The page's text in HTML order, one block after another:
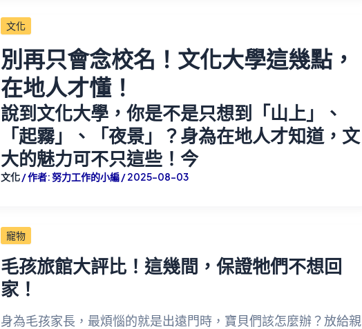
文化
別再只會念校名！文化大學這幾點，
在地人才懂！
說到文化大學，你是不是只想到「山上」、
「起霧」、「夜景」？身為在地人才知道，文
大的魅力可不只這些！今
文化/ 作者:努力工作的小編/2025-08-03
寵物
毛孩旅館大評比！這幾間，保證牠們不想回
家！
身為毛孩家長，最煩惱的就是出遠門時，寶貝們該怎麼辦？放給親